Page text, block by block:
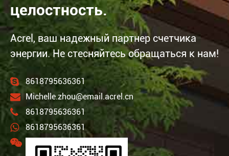
целостность.
Acrel, ваш надежный партнер счетчика
энергии. Не стесняйтесь обращаться к нам!
8618795636361
Michelle.zhou@email.acrel.cn
8618795636361
8618795636361